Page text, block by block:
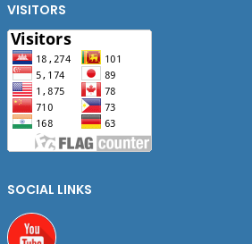
VISITORS
SOCIAL LINKS